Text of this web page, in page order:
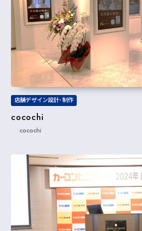
店舗デザイン設計･制作
cocochi
cocochi